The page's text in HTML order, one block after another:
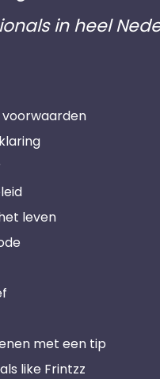
in heel
leven
met een tip
like Frintzz